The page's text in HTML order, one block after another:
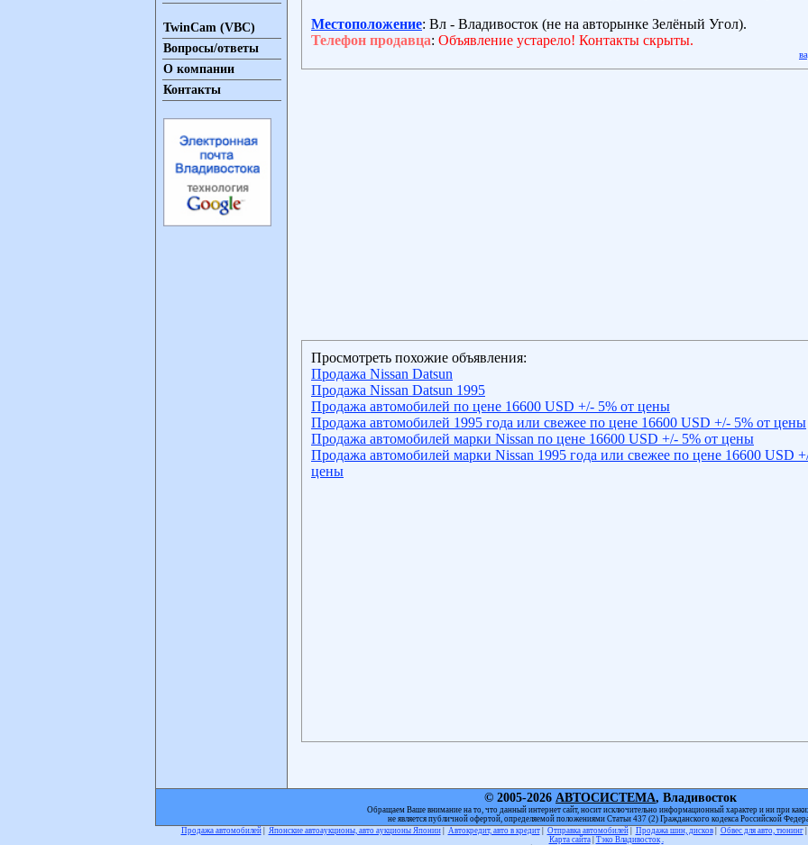
TwinCam (VBC)
Вопросы/ответы
О компании
Контакты
Местоположение: Вл - Владивосток (не на авторынке Зелёный Угол).
Телефон продавца: Объявление устарело! Контакты скрыты.
Просмотреть похожие объявления:
Продажа Nissan Datsun
Продажа Nissan Datsun 1995
Продажа автомобилей по цене 16600 USD +/- 5% от цены
Продажа автомобилей 1995 года или свежее по цене 16600 USD +/- 5% от цены
Продажа автомобилей марки Nissan по цене 16600 USD +/- 5% от цены
Продажа автомобилей марки Nissan 1995 года или свежее по цене 16600 USD
цены
© 2005-2026 АВТОСИСТЕМА, Владивосток
Обращаем Ваше внимание на то, что данный интернет сайт, носит исключительно информационный характер и ни при
не является публичной офертой, определяемой положениями Статьи 437 (2) Гражданского кодекса Российской
Продажа автомобилей| Японские автоаукционы, авто аукционы Японии| Автокредит, авто в кредит| Отправка автомобилей| Продажа шин, дисков| Обвес для авто, тюнинг|
Карта сайта| Тэко Владивосток